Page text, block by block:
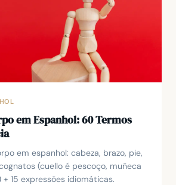
em Espanhol: 60 Termos
em espanhol: cabeza, brazo, pie,
(cuello é pescoço, muñeca
15 expressões idiomáticas.